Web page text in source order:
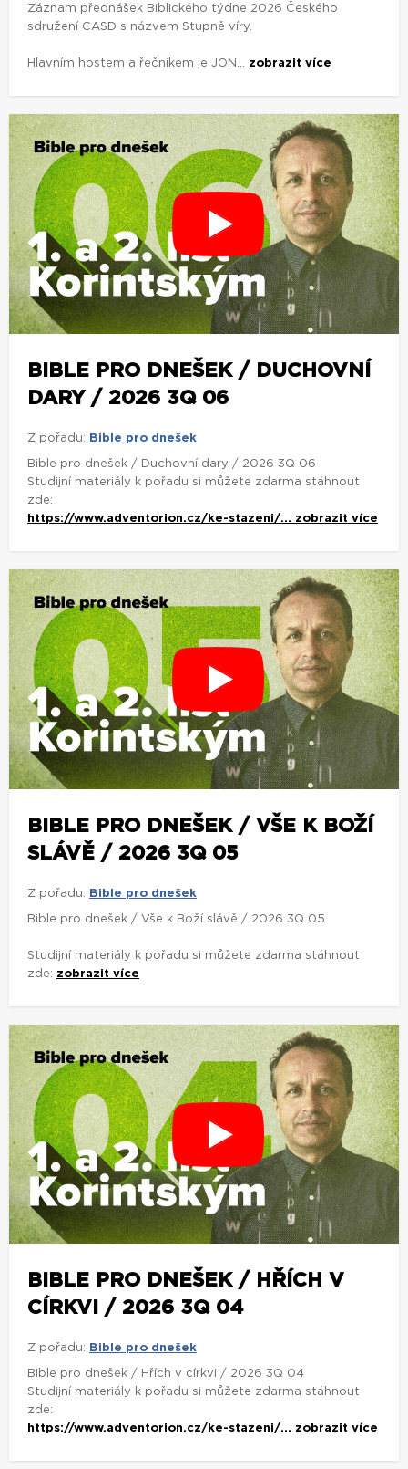
Záznam přednášek Biblického týdne 2026 Českého
sdružení CASD s názvem Stupně víry.
Hlavním hostem a řečníkem je JON... zobrazit více
BIBLE PRO DNEŠEK / DUCHOVNÍ
DARY / 2026 3Q 06
Z pořadu: Bible pro dnešek
Bible pro dnešek / Duchovní dary / 2026 3Q 06
Studijní materiály k pořadu si můžete zdarma stáhnout
zde:
https://www.adventorion.cz/ke-stazeni/... zobrazit více
BIBLE PRO DNEŠEK / VŠE K BOŽÍ
SLÁVĚ / 2026 3Q 05
Z pořadu: Bible pro dnešek
Bible pro dnešek / Vše k Boží slávě / 2026 3Q 05
Studijní materiály k pořadu si můžete zdarma stáhnout
zde: zobrazit více
BIBLE PRO DNEŠEK / HŘÍCH V
CÍRKVI / 2026 3Q 04
Z pořadu: Bible pro dnešek
Bible pro dnešek / Hřích v církvi / 2026 3Q 04
Studijní materiály k pořadu si můžete zdarma stáhnout
zde:
https://www.adventorion.cz/ke-stazeni/... zobrazit více